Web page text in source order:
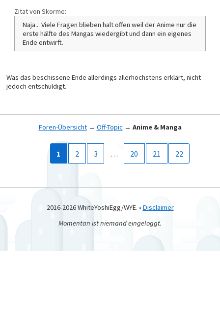
Zitat von Skorme:
Naja... Viele Fragen blieben halt offen weil der Anime nur die
erste hälfte des Mangas wiedergibt und dann ein eigenes
Ende entwirft.
Was das beschissene Ende allerdings allerhöchstens erklärt, nicht
jedoch entschuldigt.
Foren-Übersicht→ Off-Topic → Anime & Manga
1 2 3 … 20 21 22
2016-2026 WhiteYoshiEgg/WYE. • Disclaimer
Momentan ist niemand eingeloggt.